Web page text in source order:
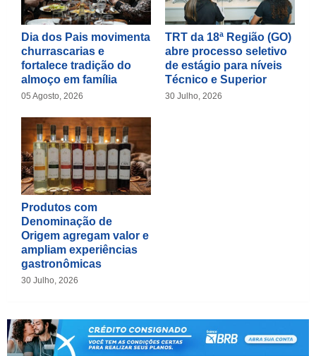
Dia dos Pais movimenta
churrascarias e
fortalece tradição do
almoço em família
05 Agosto, 2026
TRT da 18ª Região (GO)
abre processo seletivo
de estágio para níveis
Técnico e Superior
30 Julho, 2026
Produtos com
Denominação de
Origem agregam valor e
ampliam experiências
gastronômicas
30 Julho, 2026